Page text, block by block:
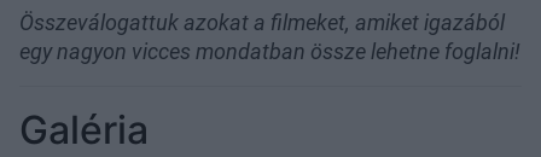
Összeválogattuk azokat a filmeket, amiket igazából
egy nagyon vicces mondatban össze lehetne foglalni!
Galéria